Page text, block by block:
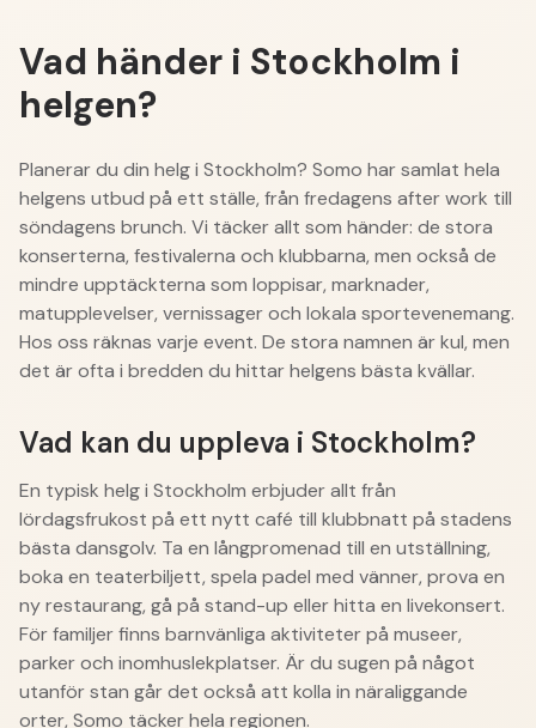
Vad händer i Stockholm i
helgen?
Planerar du din helg i Stockholm? Somo har samlat hela
helgens utbud på ett ställe, från fredagens after work till
söndagens brunch. Vi täcker allt som händer: de stora
konserterna, festivalerna och klubbarna, men också de
mindre upptäckterna som loppisar, marknader,
matupplevelser, vernissager och lokala sportevenemang.
Hos oss räknas varje event. De stora namnen är kul, men
det är ofta i bredden du hittar helgens bästa kvällar.
Vad kan du uppleva i Stockholm?
En typisk helg i Stockholm erbjuder allt från
lördagsfrukost på ett nytt café till klubbnatt på stadens
bästa dansgolv. Ta en långpromenad till en utställning,
boka en teaterbiljett, spela padel med vänner, prova en
ny restaurang, gå på stand-up eller hitta en livekonsert.
För familjer finns barnvänliga aktiviteter på museer,
parker och inomhuslekplatser. Är du sugen på något
utanför stan går det också att kolla in näraliggande
orter, Somo täcker hela regionen.